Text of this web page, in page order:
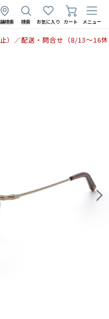
検索 検索 お気に入り カート メニュー
）／配送・問合せ（8/13〜16休
2026年2月16日